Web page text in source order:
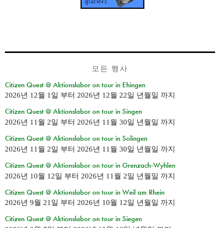
모든 행사
Citizen Quest @ Aktionslabor on tour in Ehingen
2026년 12월 1일 부터 2026년 12월 22일 년월일 까지
Citizen Quest @ Aktionslabor on tour in Singen
2026년 11월 2일 부터 2026년 11월 30일 년월일 까지
Citizen Quest @ Aktionslabor on tour in Solingen
2026년 11월 2일 부터 2026년 11월 30일 년월일 까지
Citizen Quest @ Aktionslabor on tour in Grenzach-Wyhlen
2026년 10월 12일 부터 2026년 11월 2일 년월일 까지
Citizen Quest @ Aktionslabor on tour in Weil am Rhein
2026년 9월 21일 부터 2026년 10월 12일 년월일 까지
Citizen Quest @ Aktionslabor on tour in Siegen